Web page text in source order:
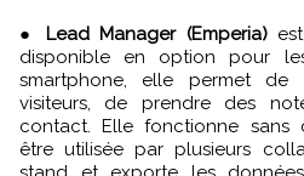
● Lead Manager (Emperia)est
disponible en option pour
smartphone, elle permet
visiteurs, de prendre des
contact. Elle fonctionne sans
être utilisée par plusieurs